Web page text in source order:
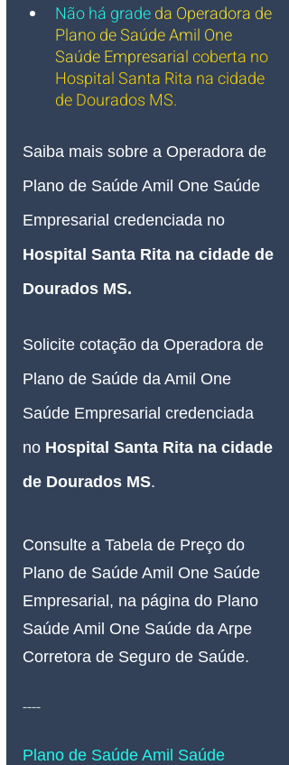
Não há gradeda Operadora de
Plano de Saúde Amil One
Saúde Empresarial coberta no
Hospital Santa Rita na cidade
de Dourados MS.
Saiba mais sobre a Operadora de
Plano de Saúde Amil One Saúde
Empresarial credenciada no
Hospital Santa Rita na cidade de
Dourados MS.
Solicite cotação da Operadora de
Plano de Saúde da Amil One
Saúde Empresarial credenciada
no Hospital Santa Rita na cidade
de Dourados MS.
Consulte a Tabela de Preço do
Plano de Saúde Amil One Saúde
Empresarial, na página do Plano
Saúde Amil One Saúde da Arpe
Corretora de Seguro de Saúde.
----
Plano de Saúde Amil Saúde